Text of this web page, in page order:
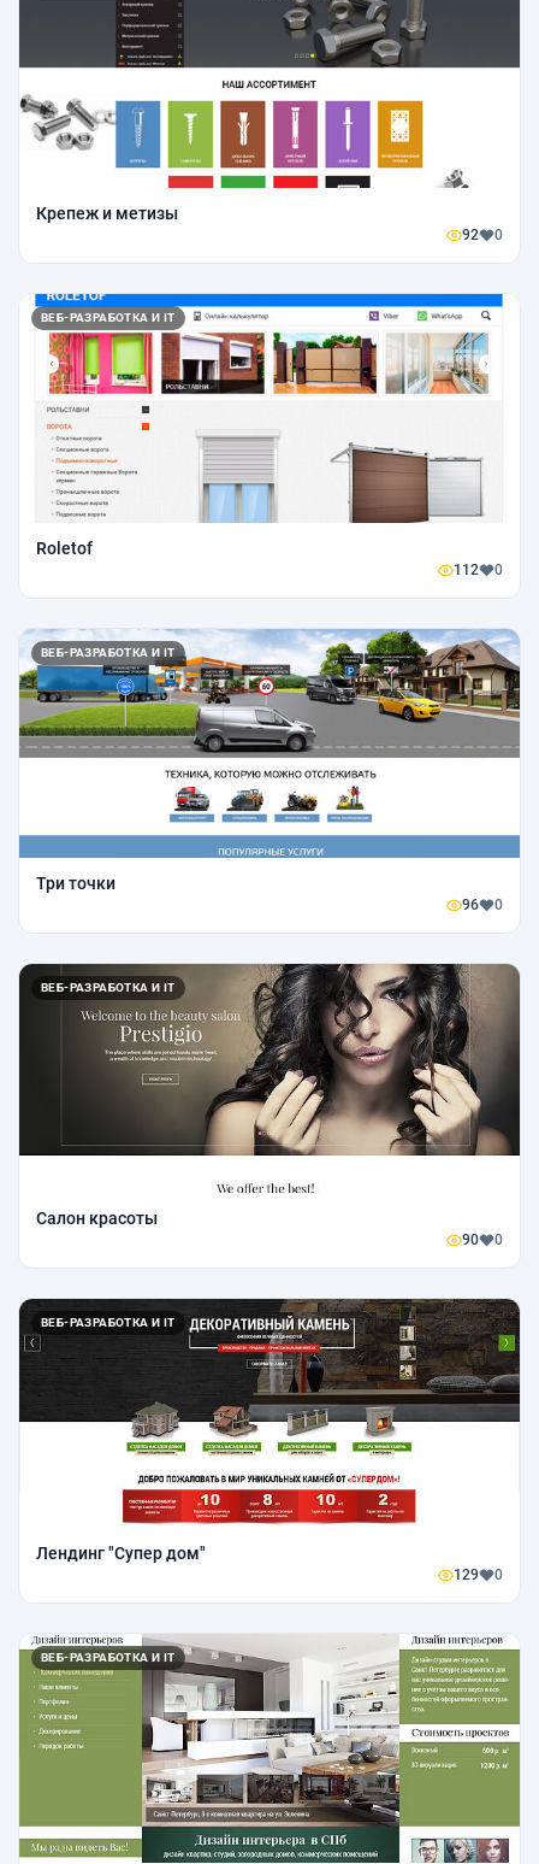
Крепеж и метизы
92 0
ВЕБ-РАЗРАБОТКА И IT
Roletof
112 0
ВЕБ-РАЗРАБОТКА И IT
Три точки
96 0
ВЕБ-РАЗРАБОТКА И IT
Салон красоты
90 0
ВЕБ-РАЗРАБОТКА И IT
Лендинг "Супер дом"
129 0
ВЕБ-РАЗРАБОТКА И IT